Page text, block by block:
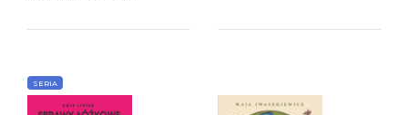
SERIA